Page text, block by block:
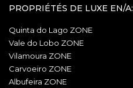
PROPRIÉTÉS DE LUXE EN/A:
Quinta do Lago ZONE
Vale do Lobo ZONE
Vilamoura ZONE
Carvoeiro ZONE
Albufeira ZONE